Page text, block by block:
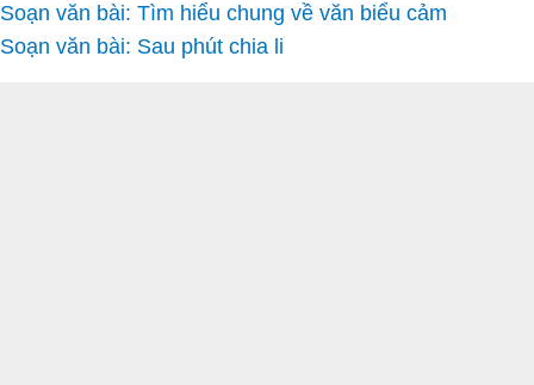
Soạn văn bài: Tìm hiểu chung về văn biểu cảm
Soạn văn bài: Sau phút chia li